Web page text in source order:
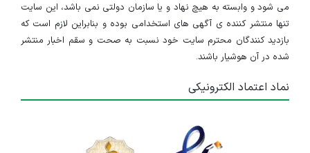
می شود و وابسته به هیچ نهاد و یا سازمان دولتی نمی باشد، این سایت
تنها منتشر کننده ی آگهی های استخدامی بوده و بنابراین لازم است که
بازدید کنندگان محترم سایت خود نسبت به صحت و سقم اخبار منتشر
شده در آن هوشیار باشند.
نماد اعتماد الکترونیکی